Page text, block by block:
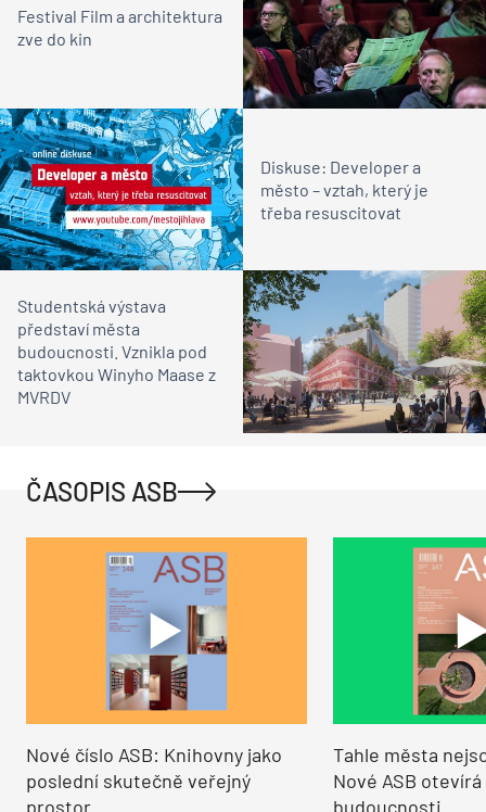
Festival Film a architektura
zve do kin
Diskuse: Developer a
město – vztah, který je
třeba resuscitovat
Studentská výstava
představí města
budoucnosti. Vznikla pod
taktovkou Winyho Maase z
MVRDV
ČASOPIS ASB
Nové číslo ASB: Knihovny jako
poslední skutečně veřejný
prostor
Tahle města
Nové ASB
budoucnosti